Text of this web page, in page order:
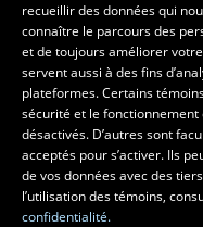
Pavillon Louis-Jacques-
1055, avenue du Séminaire,
Téléphone: 418 656-7061
Suivez-nous sur
Suivez-nous sur
recueillir des données qui
connaître le parcours des
et de toujours améliorer
servent aussi à des fins
plateformes. Certains
sécurité et le fonctionnement
désactivés. D’autres sont
acceptés pour s’activer. Ils
de vos données avec des
l’utilisation des témoins,
confidentialité.